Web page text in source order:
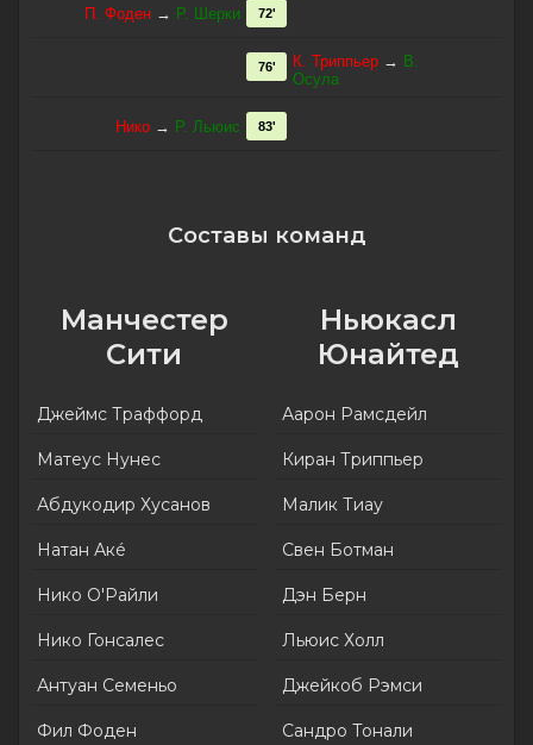
П. Фоден → Р. Шерки 72'
К. Триппьер → В.
Осула
76'
Нико → Р. Льюис 83'
Составы команд
Манчестер
Сити
Джеймс Траффорд
Матеус Нунес
Абдукодир Хусанов
Натан Акé
Нико О'Райли
Нико Гонсалес
Антуан Семеньо
Фил Фоден
Ньюкасл
Юнайтед
Аарон Рамсдейл
Киран Триппьер
Малик Тиау
Свен Ботман
Дэн Берн
Льюис Холл
Джейкоб Рэмси
Сандро Тонали